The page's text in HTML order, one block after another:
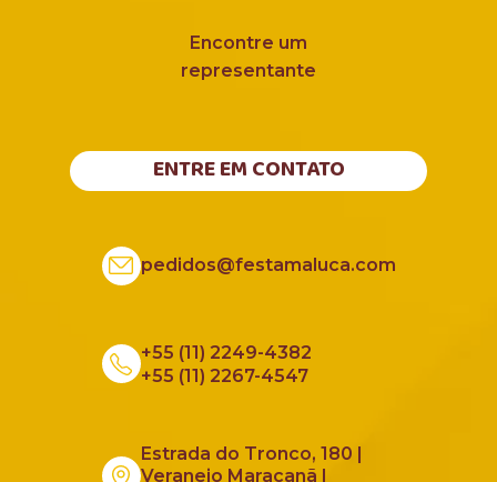
Encontre um
representante
ENTRE EM CONTATO
pedidos@festamaluca.com
+55 (11) 2249-4382
+55 (11) 2267-4547
Estrada do Tronco, 180 |
Veraneio Maracanã |